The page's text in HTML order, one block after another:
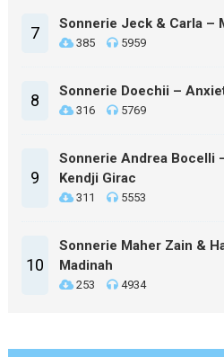
7 Sonnerie Jeck & Carla –
385 5959
8 Sonnerie Doechii –
316 5769
9
Sonnerie Andrea Bocelli
Kendji Girac
311 5553
10
Sonnerie Maher Zain &
Madinah
253 4934